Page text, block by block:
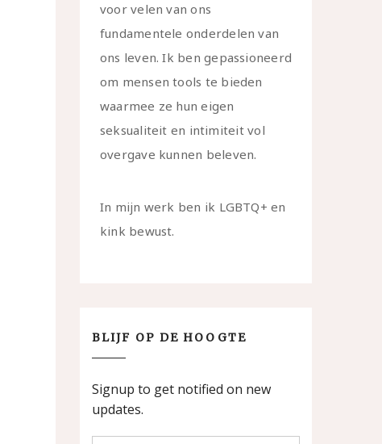
voor velen van ons
fundamentele onderdelen van
ons leven. Ik ben gepassioneerd
om mensen tools te bieden
waarmee ze hun eigen
seksualiteit en intimiteit vol
overgave kunnen beleven.
In mijn werk ben ik LGBTQ+ en
kink bewust.
BLIJF OP DE HOOGTE